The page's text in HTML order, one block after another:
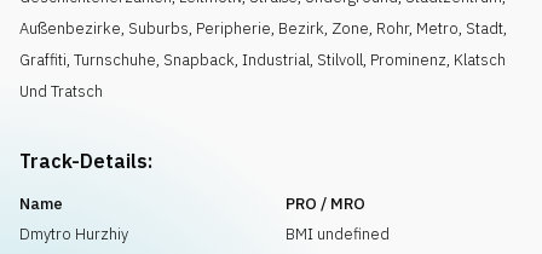
Außenbezirke, Suburbs, Peripherie, Bezirk, Zone, Rohr, Metro, Stadt,
Graffiti, Turnschuhe, Snapback, Industrial, Stilvoll, Prominenz, Klatsch
Und Tratsch
Track-Details:
Name
Dmytro Hurzhiy
PRO / MRO
BMI undefined